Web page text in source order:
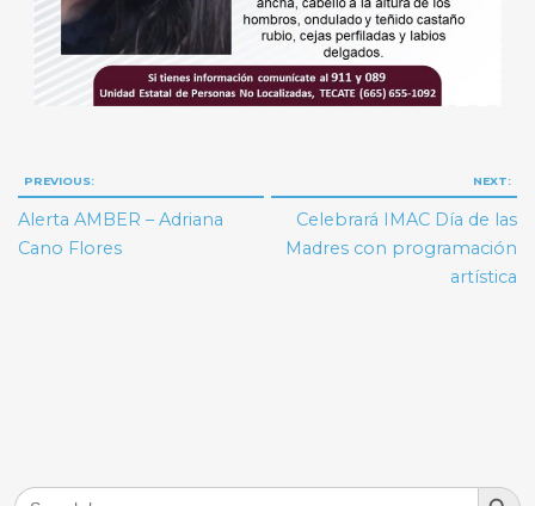
Navegación
de
entradas
PREVIOUS:
Alerta AMBER – Adriana
Cano Flores
NEXT:
Celebrará IMAC Día de las
Madres con programación
artística
Search
Search